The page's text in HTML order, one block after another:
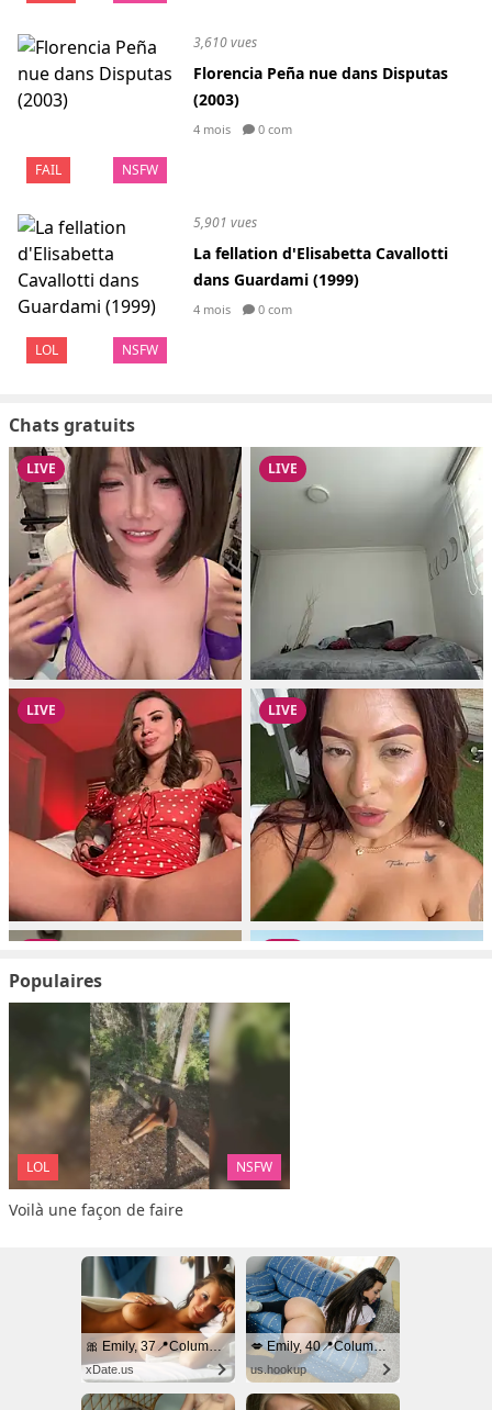
FAIL NSFW
3,610 vues
Florencia Peña nue dans Disputas
(2003)
4 mois 0 com
LOL NSFW
5,901 vues
La fellation d'Elisabetta Cavallotti
dans Guardami (1999)
4 mois 0 com
Chats gratuits
Populaires
LOL NSFW
Voilà une façon de faire